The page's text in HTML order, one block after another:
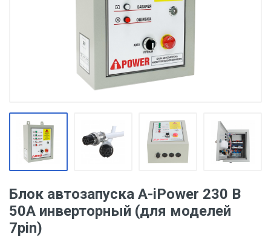
Блок автозапуска A-iPower 230 В
50А инверторный (для моделей
7pin)